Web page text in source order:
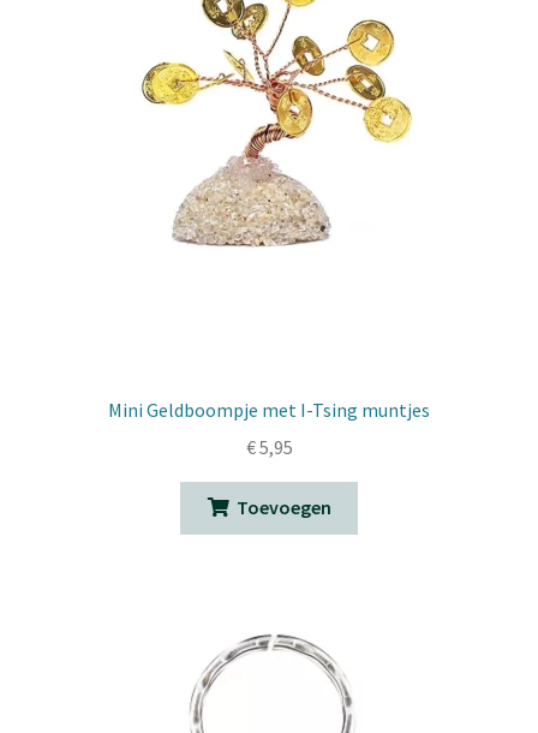
Mini Geldboompje met I-Tsing muntjes
€5,95
Toevoegen